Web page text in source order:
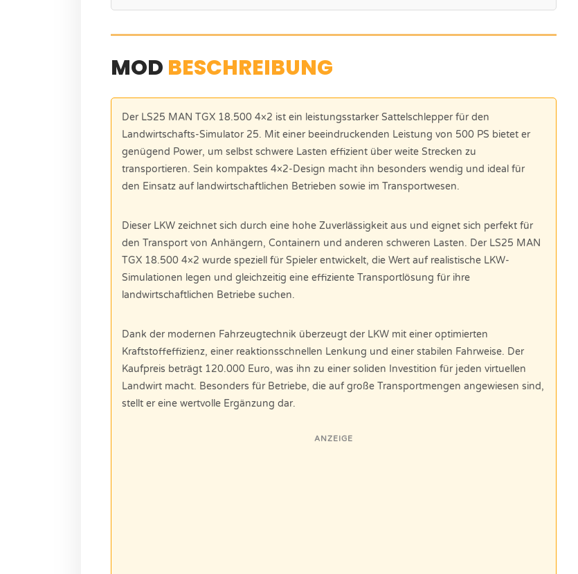
MOD BESCHREIBUNG
Der LS25 MAN TGX 18.500 4×2 ist ein leistungsstarker Sattelschlepper für den
Landwirtschafts-Simulator 25. Mit einer beeindruckenden Leistung von 500 PS bietet er
genügend Power, um selbst schwere Lasten effizient über weite Strecken zu
transportieren. Sein kompaktes 4×2-Design macht ihn besonders wendig und ideal für
den Einsatz auf landwirtschaftlichen Betrieben sowie im Transportwesen.
Dieser LKW zeichnet sich durch eine hohe Zuverlässigkeit aus und eignet sich perfekt für
den Transport von Anhängern, Containern und anderen schweren Lasten. Der LS25 MAN
TGX 18.500 4×2 wurde speziell für Spieler entwickelt, die Wert auf realistische LKW-
Simulationen legen und gleichzeitig eine effiziente Transportlösung für ihre
landwirtschaftlichen Betriebe suchen.
Dank der modernen Fahrzeugtechnik überzeugt der LKW mit einer optimierten
Kraftstoffeffizienz, einer reaktionsschnellen Lenkung und einer stabilen Fahrweise. Der
Kaufpreis beträgt 120.000 Euro, was ihn zu einer soliden Investition für jeden virtuellen
Landwirt macht. Besonders für Betriebe, die auf große Transportmengen angewiesen sind,
stellt er eine wertvolle Ergänzung dar.
ANZEIGE